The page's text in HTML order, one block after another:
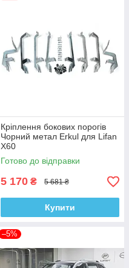
Кріплення бокових порогів
Чорний метал Erkul для Lifan
X60
Готово до відправки
5 170 ₴ 5 681 ₴
Купити
–5%